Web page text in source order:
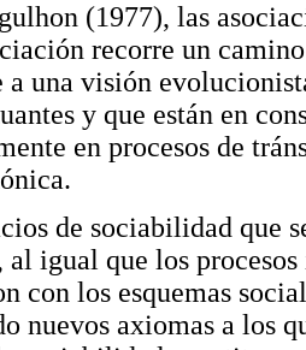
(1977), las
recorre un
a una visión
y que están en
en procesos de
de sociabilidad que
al igual que los
con los esquemas
nuevos axiomas a los